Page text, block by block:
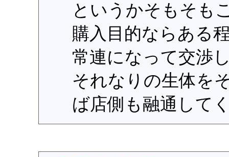
というかそもそも
購入目的ならある
常連になって交渉
それなりの生体を
ば店側も融通して